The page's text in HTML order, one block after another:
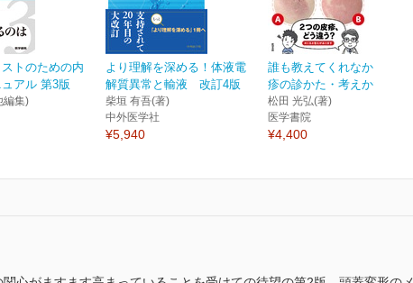
トのための内
アル 第3版
編集)
より理解を深める！体液電
解質異常と輸液 改訂4版
柴垣 有吾(著)
中外医学社
¥5,940
誰も教えてくれなかった皮
疹の診かた・考えかた[W...
松田 光弘(著)
医学書院
¥4,400